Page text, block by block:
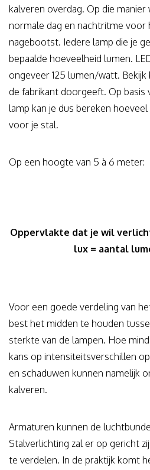
kalveren overdag. Op die
normale dag en nachtritme voor
nagebootst. Iedere lamp die je
bepaalde hoeveelheid lumen.
ongeveer 125 lumen/watt.
de fabrikant doorgeeft. Op basis
lamp kan je dus bereken
voor je stal.
Op een hoogte van 5 à 6 meter:
Oppervlakte dat je wil
lux = aantal
Voor een goede verdeling van
best het midden te houden
sterkte van de lampen. Hoe
kans op intensiteitsverschillen
en schaduwen kunnen namelijk
kalveren.
Armaturen kunnen de
Stalverlichting zal er op gericht
te verdelen. In de praktijk komt